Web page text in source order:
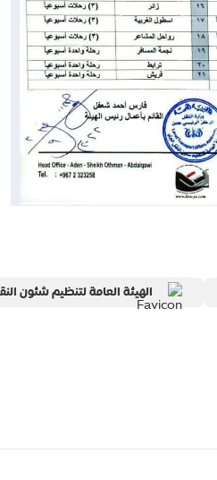
الهيئة العامة لتنظيم شئون